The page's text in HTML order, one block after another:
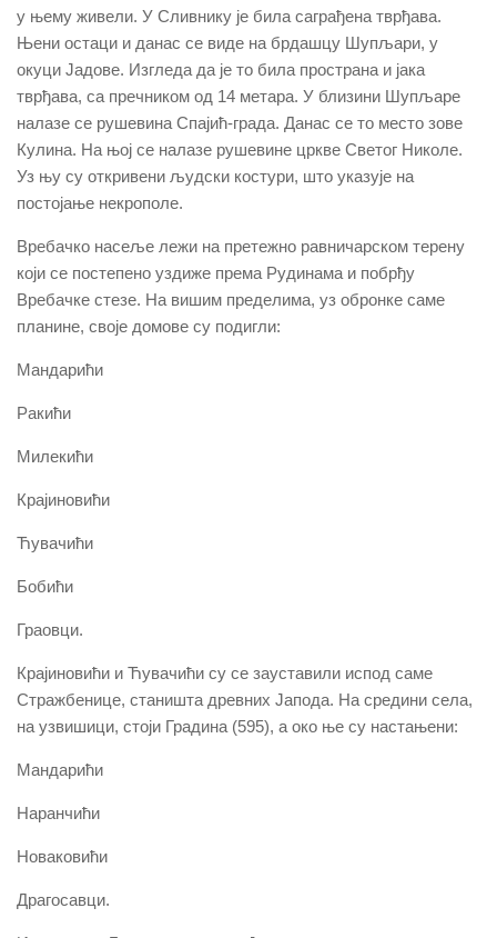
у њему живели. У Сливнику је била саграђена тврђава.
Њени остаци и данас се виде на брдашцу Шупљари, у
окуци Јадове. Изгледа да је то била пространа и јака
тврђава, са пречником од 14 метара. У близини Шупљаре
налазе се рушевина Спајић-града. Данас се то место зове
Кулина. На њој се налазе рушевине цркве Светог Николе.
Уз њу су откривени људски костури, што указује на
постојање некрополе.
Вребачко насеље лежи на претежно равничарском терену
који се постепено уздиже према Рудинама и побрђу
Вребачке стезе. На вишим пределима, уз обронке саме
планине, своје домове су подигли:
Мандарићи
Ракићи
Милекићи
Крајиновићи
Ћувачићи
Бобићи
Граовци.
Крајиновићи и Ћувачићи су се зауставили испод саме
Стражбенице, станишта древних Јапода. На средини села,
на узвишици, стоји Градина (595), а око ње су настањени:
Мандарићи
Наранчићи
Новаковићи
Драгосавци.